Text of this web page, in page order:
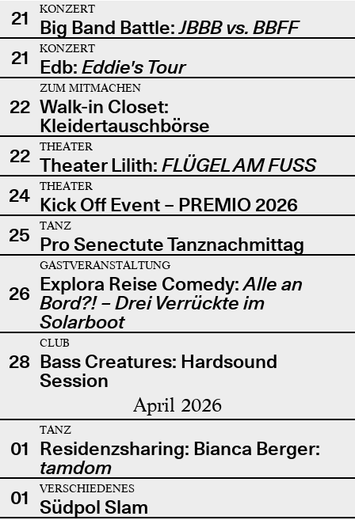
21
KONZERT
Big Band Battle:JBBB vs. BBFF
21
KONZERT
Edb: Eddie's Tour
22
ZUM MITMACHEN
Walk-in Closet:
Kleidertauschbörse
22
THEATER
Theater Lilith: FLÜGEL AM FUSS
24
THEATER
Kick Off Event – PREMIO 2026
25
TANZ
Pro Senectute Tanznachmittag
26
GASTVERANSTALTUNG
Explora Reise Comedy:Alle an
Bord?! – Drei Verrückte im
Solarboot
28
CLUB
Bass Creatures: Hardsound
Session
April 2026
01
TANZ
Residenzsharing: Bianca Berger:
tamdom
01
VERSCHIEDENES
Südpol Slam